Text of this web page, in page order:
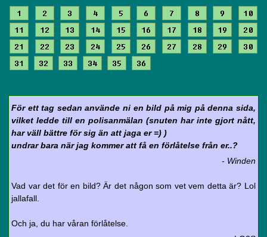
1 2 3 4 5 6 7 8 9
10
11
12 13 14 15 16 17 18 19
20
21
22 23 24 25 26 27 28 29
30
31
32 33 34 35 36
För ett tag sedan använde ni en bild på mig på denna sida,
vilket ledde till en polisanmälan (snuten har inte gjort nått,
har väll bättre för sig än att jaga er =) )
undrar bara när jag kommer att få en förlåtelse från er..?
- Winden
Vad var det för en bild? Är det någon som vet vem detta är? Lol
jallafall.
Och ja, du har våran förlåtelse.